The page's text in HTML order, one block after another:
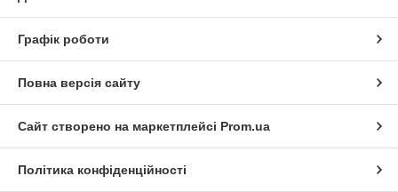
Графік роботи
Повна версія сайту
Сайт створено на маркетплейсі Prom.ua
Політика конфіденційності